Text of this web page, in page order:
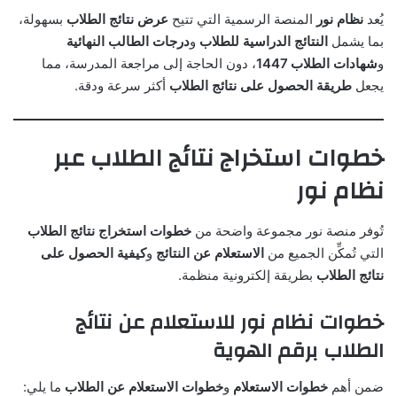
يُعد نظام نور المنصة الرسمية التي تتيح عرض نتائج الطلاب بسهولة،
بما يشمل النتائج الدراسية للطلاب ودرجات الطالب النهائية
وشهادات الطلاب 1447
، دون الحاجة إلى مراجعة المدرسة، مما
يجعل طريقة الحصول على نتائج الطلاب أكثر سرعة ودقة.
خطوات استخراج نتائج الطلاب عبر
نظام نور
تُوفر منصة نور مجموعة واضحة من خطوات استخراج نتائج الطلاب
التي تُمكِّن الجميع من الاستعلام عن النتائج وكيفية الحصول على
نتائج الطلاب بطريقة إلكترونية منظمة.
خطوات نظام نور للاستعلام عن نتائج
الطلاب برقم الهوية
ضمن أهم خطوات الاستعلام وخطوات الاستعلام عن الطلاب ما يلي: